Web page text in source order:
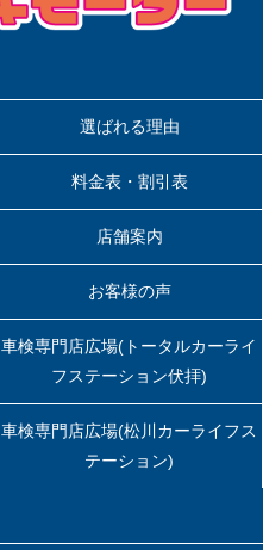
選ばれる理由
料金表・割引表
店舗案内
お客様の声
車検専門店広場(トータルカーライ
フステーション伏拝)
車検専門店広場(松川カーライフス
テーション)